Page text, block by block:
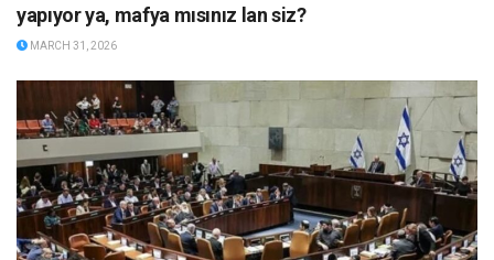
yapıyor ya, mafya mısınız lan siz?
MARCH 31, 2026